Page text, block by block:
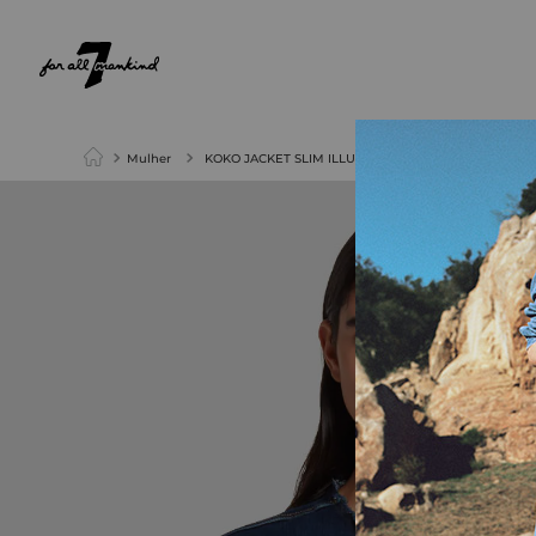
Mulher KOKO JACKET SLIM ILLUSIONOPULENT